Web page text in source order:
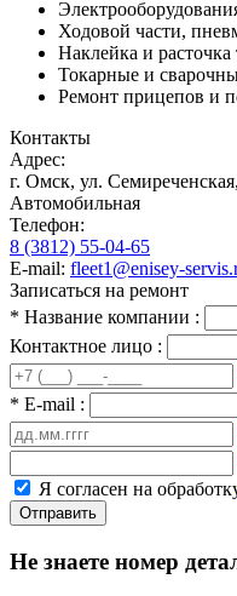
Ходовой части,
Наклейка и
Токарные и
Ремонт прицепов и
Контакты
Адрес:
г. Омск, ул.
Автомобильная
Телефон:
8 (3812) 55-04-65
E-mail: fleet1@enisey-
Записаться на ремонт
* Название компании :
Контактное лицо :
* E-mail :
Я согласен на
Не знаете номер